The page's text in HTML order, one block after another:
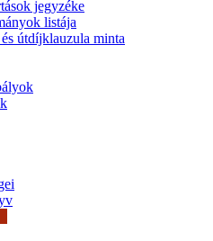
jegyzéke
listája
útdíjklauzula minta